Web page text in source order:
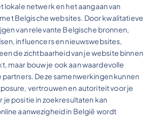
lokale netwerk en het aangaan van
Belgische websites. Door kwalitatieve
van relevante Belgische bronnen,
influencers en nieuwswebsites,
de zichtbaarheid van je website binnen
maar bouw je ook aan waardevolle
Deze samenwerkingen kunnen
vertrouwen en autoriteit voor je
je positie in zoekresultaten kan
aanwezigheid in België wordt